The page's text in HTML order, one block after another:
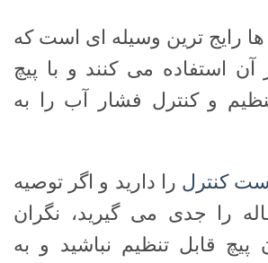
رایج ترین وسیله ای است که
آن استفاده می کنند و با پیچ
و کنترل فشار آب را به
کنترل را دارید و اگر توصیه
را جدی می گیرید، نگران
قابل تنظیم نباشید و به